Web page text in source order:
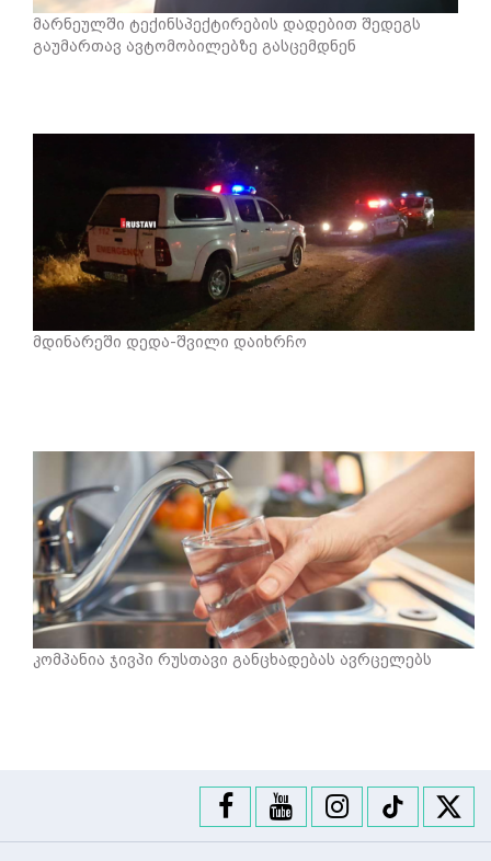
მარნეულში ტექინსპექტირების დადებით შედეგს
გაუმართავ ავტომობილებზე გასცემდნენ
მდინარეში დედა-შვილი დაიხრჩო
კომპანია ჯივპი რუსთავი განცხადებას ავრცელებს